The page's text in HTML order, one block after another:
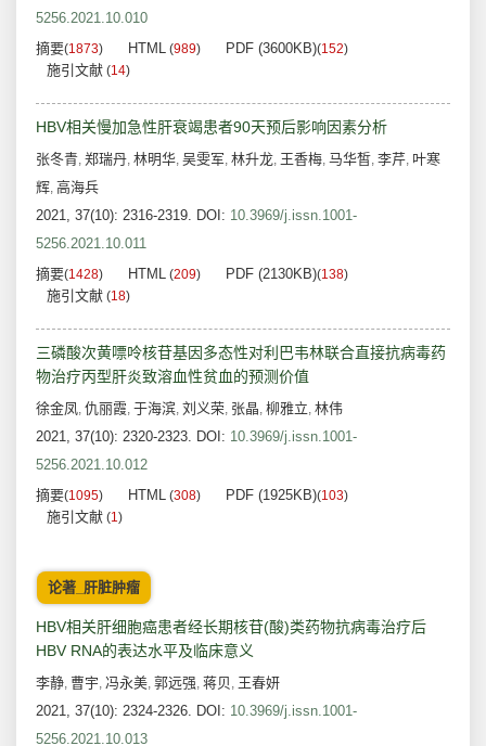
5256.2021.10.010
摘要(1873) HTML (989) PDF (3600KB)(152)
施引文献 (14)
HBV相关慢加急性肝衰竭患者90天预后影响因素分析
张冬青, 郑瑞丹, 林明华, 吴雯军, 林升龙, 王香梅, 马华皙, 李芹, 叶寒
辉, 高海兵
2021, 37(10): 2316-2319. DOI: 10.3969/j.issn.1001-
5256.2021.10.011
摘要(1428) HTML (209) PDF (2130KB)(138)
施引文献 (18)
三磷酸次黄嘌呤核苷基因多态性对利巴韦林联合直接抗病毒药
物治疗丙型肝炎致溶血性贫血的预测价值
徐金凤, 仇丽霞, 于海滨, 刘义荣, 张晶, 柳雅立, 林伟
2021, 37(10): 2320-2323. DOI: 10.3969/j.issn.1001-
5256.2021.10.012
摘要(1095) HTML (308) PDF (1925KB)(103)
施引文献 (1)
论著_肝脏肿瘤
HBV相关肝细胞癌患者经长期核苷(酸)类药物抗病毒治疗后
HBV RNA的表达水平及临床意义
李静, 曹宇, 冯永美, 郭远强, 蒋贝 , 王春妍
2021, 37(10): 2324-2326. DOI: 10.3969/j.issn.1001-
5256.2021.10.013